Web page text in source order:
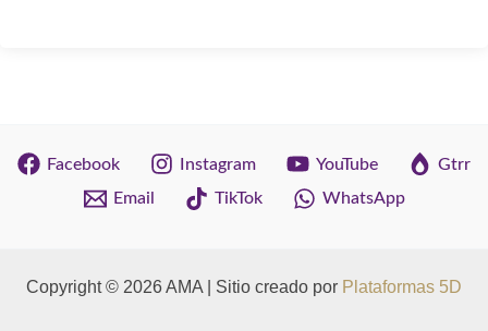
Facebook Instagram YouTube
Gtrr
Email
TikTok WhatsApp
Copyright © 2026 AMA | Sitio creado por Plataformas 5D